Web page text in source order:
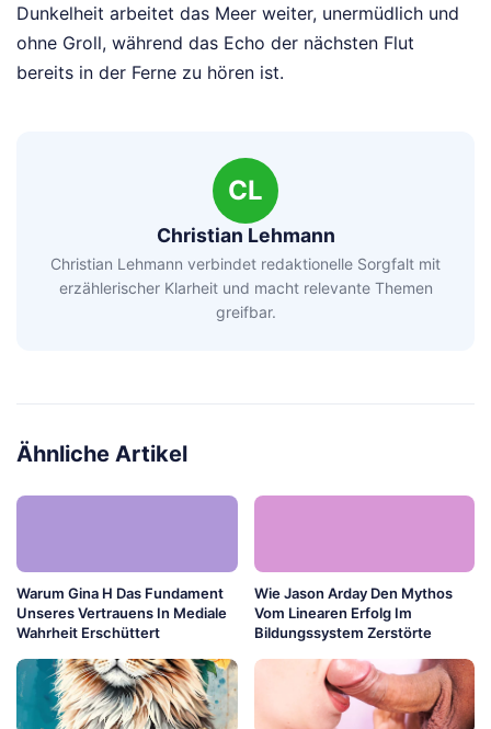
Dunkelheit arbeitet das Meer weiter, unermüdlich und
ohne Groll, während das Echo der nächsten Flut
bereits in der Ferne zu hören ist.
CL
Christian Lehmann
Christian Lehmann verbindet redaktionelle Sorgfalt mit
erzählerischer Klarheit und macht relevante Themen
greifbar.
Ähnliche Artikel
Warum Gina H Das Fundament
Unseres Vertrauens In Mediale
Wahrheit Erschüttert
Wie Jason Arday Den Mythos
Vom Linearen Erfolg Im
Bildungssystem Zerstörte